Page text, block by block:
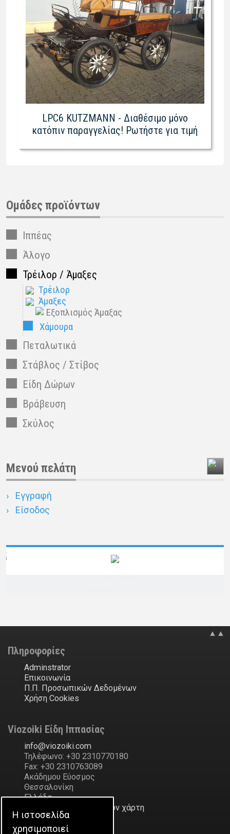
LPC6 KUTZMANN - Διαθέσιμο μόνο
κατόπιν παραγγελίας! Ρωτήστε για τιμή
Ομάδες προϊόντων
Ιππέας
Άλογο
Τρέιλορ / Άμαξες
Τρέιλορ
Άμαξες
Εξοπλισμός Άμαξας
Χάμουρα
Πεταλωτικά
Στάβλος / Στίβος
Είδη Δώρων
Βράβευση
Σκύλος
Μενού πελάτη
Εγγραφή
Είσοδος
▲▲
Πληροφορίες
Adminstrator
Επικοινωνία
Π.Π. Προσωπικών Δεδομένων
Χρήση Cookies
Viozoiki Είδη Ιππασίας
moc
.
ikiozoiv
@
ofni
Τηλέφωνο: +30 2310770180
Fax: +30 2310763089
Ακάδημου Εύοσμος
Θεσσαλονίκη
Ελλάδα
Δείξε την διεύθυνση στον χάρτη
Η ιστοσελίδα
χρησιμοποιεί